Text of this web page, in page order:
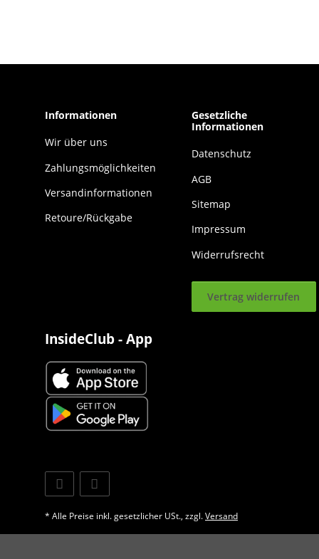
Informationen
Wir über uns
Zahlungsmöglichkeiten
Versandinformationen
Retoure/Rückgabe
Gesetzliche
Informationen
Datenschutz
AGB
Sitemap
Impressum
Widerrufsrecht
Vertrag widerrufen
InsideClub - App
* Alle Preise inkl. gesetzlicher USt., zzgl.Versand